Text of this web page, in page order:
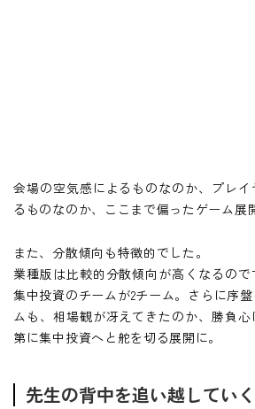
会場の空気感によるものなのか、プレ
るものなのか、ここまで偏ったゲーム展
また、分散傾向も特徴的でした。
業種版は比較的分散傾向が高くなるの
集中投資のチームが2チーム。さらに序
ムも、相場観が冴えてきたのか、勝負
第に集中投資へと舵を切る展開に。
先生の背中を追い越してい